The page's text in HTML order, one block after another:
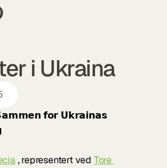
i Ukraina
𝗳𝗼𝗿 𝗨𝗸𝗿𝗮𝗶𝗻𝗮𝘀
, representert ved Tore